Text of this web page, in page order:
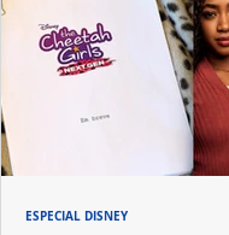
ESPECIAL DISNEY